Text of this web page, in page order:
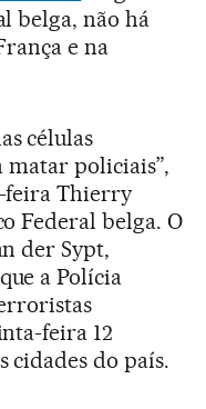
belga, não há
e na
células
policiais”,
feira Thierry
Federal belga. O
der Sypt,
a Polícia
feira 12
cidades do país.